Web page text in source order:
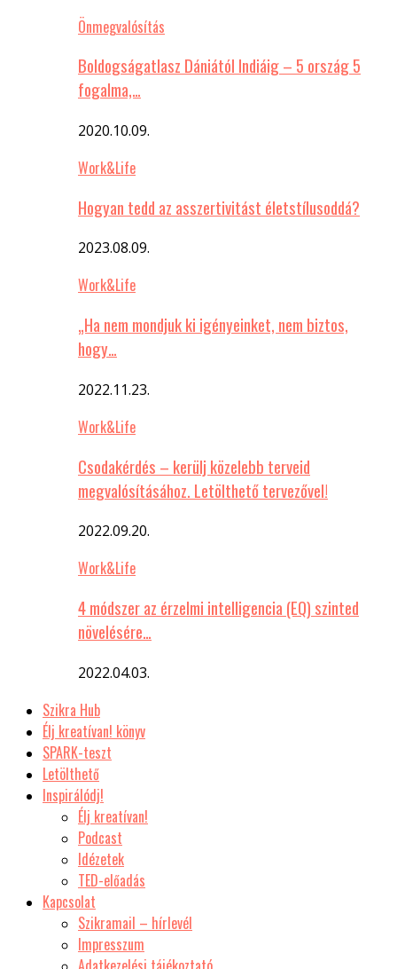
Önmegvalósítás
Boldogságatlasz Dániától Indiáig – 5 ország 5
fogalma,…
2020.10.09.
Work&Life
Hogyan tedd az asszertivitást életstílusoddá?
2023.08.09.
Work&Life
„Ha nem mondjuk ki igényeinket, nem biztos,
hogy…
2022.11.23.
Work&Life
Csodakérdés – kerülj közelebb terveid
megvalósításához. Letölthető tervezővel!
2022.09.20.
Work&Life
4 módszer az érzelmi intelligencia (EQ) szinted
növelésére…
2022.04.03.
Szikra Hub
Élj kreatívan! könyv
SPARK-teszt
Letölthető
Inspirálódj!
Élj kreatívan!
Podcast
Idézetek
TED-előadás
Kapcsolat
Szikramail – hírlevél
Impresszum